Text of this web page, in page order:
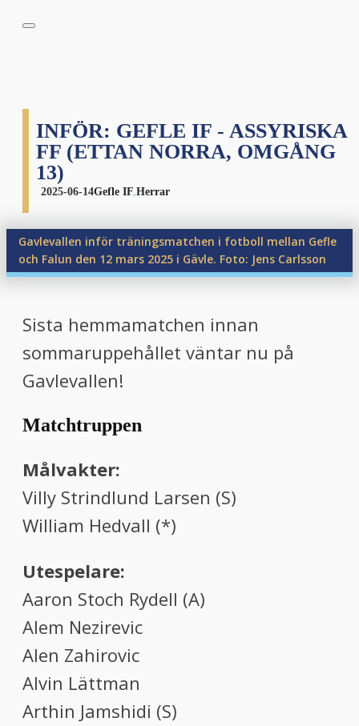
INFÖR: GEFLE IF - ASSYRISKA
FF (ETTAN NORRA, OMGÅNG
13)
2025-06-14Gefle IF,Herrar
Gavlevallen inför träningsmatchen i fotboll mellan Gefle
och Falun den 12 mars 2025 i Gävle. Foto: Jens Carlsson
Sista hemmamatchen innan
sommaruppehållet väntar nu på
Gavlevallen!
Matchtruppen
Målvakter:
Villy Strindlund Larsen (S)
William Hedvall (*)
Utespelare:
Aaron Stoch Rydell (A)
Alem Nezirevic
Alen Zahirovic
Alvin Lättman
Arthin Jamshidi (S)